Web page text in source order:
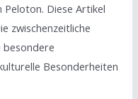
Peloton. Diese Artikel
zwischenzeitliche
besondere
Besonderheiten